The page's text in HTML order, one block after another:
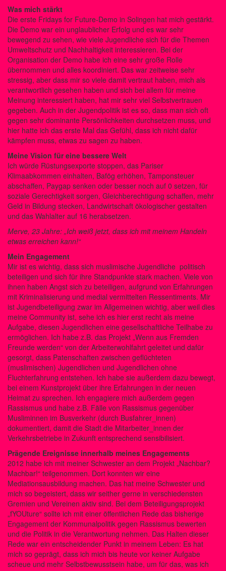
Was mich stärkt
Die erste Fridays for Future-Demo in Solingen hat mich gestärkt.
Die Demo war ein unglaublicher Erfolg und es war sehr
bewegend zu sehen, wie viele Jugendliche sich für die Themen
Umweltschutz und Nachhaltigkeit interessieren. Bei der
Organisation der Demo habe ich eine sehr große Rolle
übernommen und alles koordiniert. Das war zeitweise sehr
stressig, aber dass mir so viele damit vertraut haben, mich als
verantwortlich gesehen haben und sich bei allem für meine
Meinung interessiert haben, hat mir sehr viel Selbstvertrauen
gegeben. Auch in der Jugendpolitik ist es so, dass man sich oft
gegen sehr dominante Persönlichkeiten durchsetzen muss, und
hier hatte ich das erste Mal das Gefühl, dass ich nicht dafür
kämpfen muss, etwas zu sagen zu haben.
Meine Vision für eine bessere Welt
Ich würde Rüstungsexporte stoppen, das Pariser
Klimaabkommen einhalten, Bafög erhöhen, Tamponsteuer
abschaffen, Paygap senken oder besser noch auf 0 setzen, für
soziale Gerechtigkeit sorgen, Gleichberechtigung schaffen, mehr
Geld in Bildung stecken, Landwirtschaft ökologischer gestalten
und das Wahlalter auf 16 herabsetzen.
Merve, 23 Jahre: „Ich weiß jetzt, dass ich mit meinem Handeln
etwas erreichen kann!“
Mein Engagement
Mir ist es wichtig, dass sich muslimische Jugendliche politisch
beteiligen und sich für ihre Standpunkte stark machen. Viele von
ihnen haben Angst sich zu beteiligen, aufgrund von Erfahrungen
mit Kriminalisierung und medial vermittelten Ressentiments. Mir
ist Jugendbeteiligung zwar im Allgemeinen wichtig, aber weil dies
meine Community ist, sehe ich es hier erst recht als meine
Aufgabe, diesen Jugendlichen eine gesellschaftliche Teilhabe zu
ermöglichen. Ich habe z.B. das Projekt „Wenn aus Fremden
Freunde werden“ von der Arbeiterwohlfahrt geleitet und dafür
gesorgt, dass Patenschaften zwischen geflüchteten
(muslimischen) Jugendlichen und Jugendlichen ohne
Fluchterfahrung entstehen. Ich habe sie außerdem dazu bewegt,
bei einem Kunstprojekt über ihre Erfahrungen in der neuen
Heimat zu sprechen. Ich engagiere mich außerdem gegen
Rassismus und habe z.B. Fälle von Rassismus gegenüber
Musliminnen im Busverkehr (durch Busfahrer_innen)
dokumentiert, damit die Stadt die Mitarbeiter_innen der
Verkehrsbetriebe in Zukunft entsprechend sensibilisiert.
Prägende Ereignisse innerhalb meines Engagements
2012 habe ich mit meiner Schwester an dem Projekt „Nachbar?
Machbar!“ teilgenommen. Dort konnten wir eine
Mediationsausbildung machen. Das hat meine Schwester und
mich so begeistert, dass wir seither gerne in verschiedensten
Gremien und Vereinen aktiv sind. Bei dem Beteiligungsprojekt
„fYOUture“ sollte ich mit einer öffentlichen Rede das bisherige
Engagement der Kommunalpolitik gegen Rassismus bewerten
und die Politik in die Verantwortung nehmen. Das Halten dieser
Rede war ein entscheidender Punkt in meinem Leben: Es hat
mich so geprägt, dass ich mich bis heute vor keiner Aufgabe
scheue und mehr Selbstbewusstsein habe, um für das, was ich